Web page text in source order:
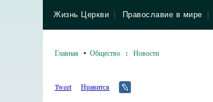
Жизнь Церкви Православие в мире
Главная Общество : Новости
Tweet Нравится